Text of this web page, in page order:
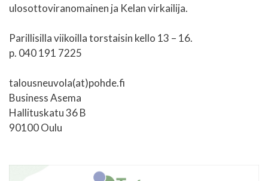
ulosottoviranomainen ja Kelan virkailija.
Parillisilla viikoilla torstaisin kello 13 – 16.
p. 040 191 7225
talousneuvola(at)pohde.fi
Business Asema
Hallituskatu 36 B
90100 Oulu